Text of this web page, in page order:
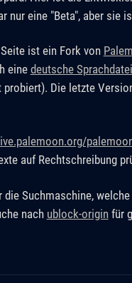
nur eine "Beta", aber sie
ist ein Fork von
eine deutsche Sprachdatei
Die letzte
auf Rechtschreibung
die Suchmaschine,
nach ublock-origin für